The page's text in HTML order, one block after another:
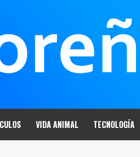
VIDA ANIMAL TECNOLOGÍA